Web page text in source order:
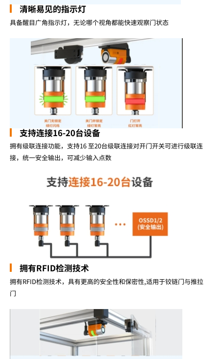
清晰易见的指示灯
具备醒目广角指示灯，无论哪个视角都能快速观察门状态
支持连接16-20台设备
拥有级联连接功能，支持16 至20台级联连接对开门开关可进行级联连
接，统一安全输出，可减少输入点数
拥有RFID检测技术
拥有RFID检测技术，具有更高的安全性和保密性,适用于铰链门与推拉
门